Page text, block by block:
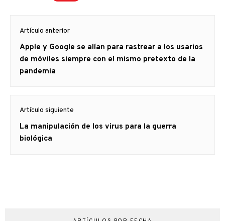
de
entradas
Artículo anterior
Artículo
anterior
Apple y Google se alían para rastrear a los usarios
de móviles siempre con el mismo pretexto de la
pandemia
Artículo siguiente
Artículo
siguiente:
La manipulación de los virus para la guerra
biológica